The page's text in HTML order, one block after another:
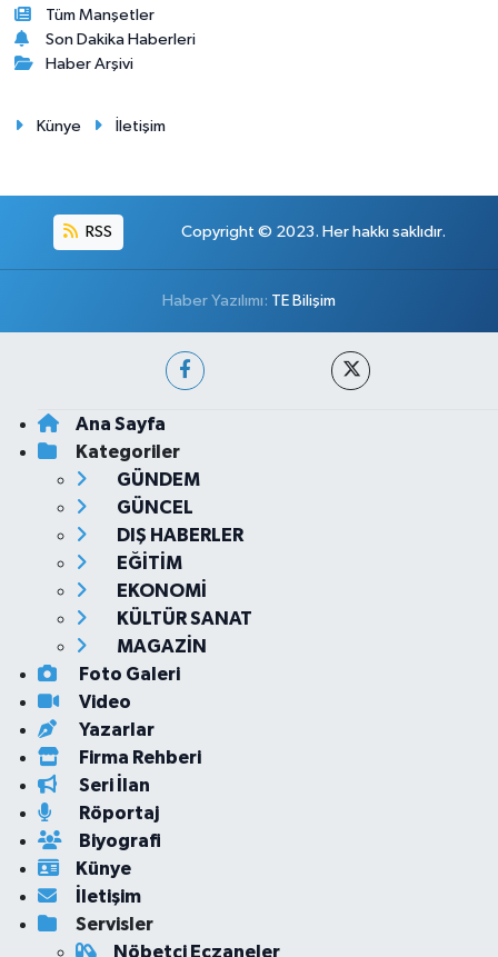
Tüm Manşetler
Son Dakika Haberleri
Haber Arşivi
Künye İletişim
RSS Copyright © 2023. Her hakkı saklıdır.
Haber Yazılımı: TE Bilişim
Ana Sayfa
Kategoriler
GÜNDEM
GÜNCEL
DIŞ HABERLER
EĞİTİM
EKONOMİ
KÜLTÜR SANAT
MAGAZİN
Foto Galeri
Video
Yazarlar
Firma Rehberi
Seri İlan
Röportaj
Biyografi
Künye
İletişim
Servisler
Nöbetçi Eczaneler